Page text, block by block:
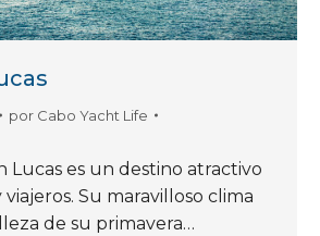
por Cabo Yacht Life
Lucas es un destino atractivo
Su maravilloso clima
de su primavera…